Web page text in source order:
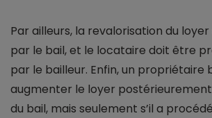
Par ailleurs, la revalorisation du
par le bail, et le locataire doit être
par le bailleur. Enfin, un propriétaire
augmenter le loyer
du bail, mais seulement s’il a